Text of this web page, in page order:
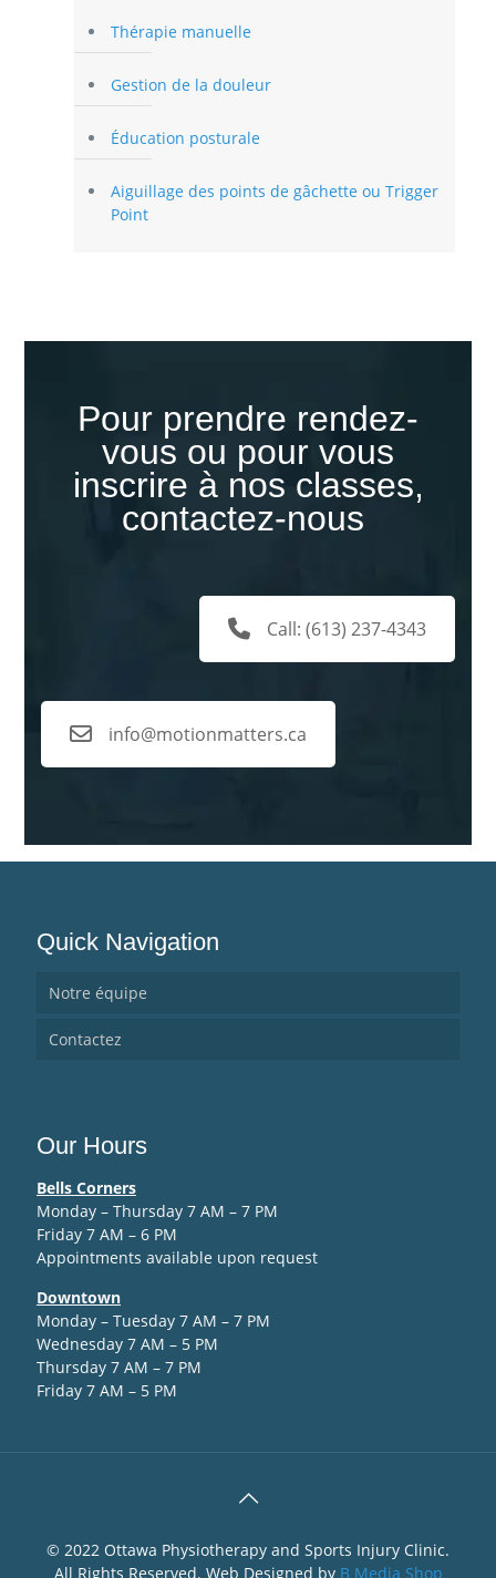
Thérapie manuelle
Gestion de la douleur
Éducation posturale
Aiguillage des points de gâchette ou Trigger
Point
Pour prendre rendez-
vous ou pour vous
inscrire à nos classes,
contactez-nous
Call: (613) 237-4343
info@motionmatters.ca
Quick Navigation
Notre équipe
Contactez
Our Hours
Bells Corners
Monday – Thursday 7 AM – 7 PM
Friday 7 AM – 6 PM
Appointments available upon request
Downtown
Monday – Tuesday 7 AM – 7 PM
Wednesday 7 AM – 5 PM
Thursday 7 AM – 7 PM
Friday 7 AM – 5 PM
© 2022 Ottawa Physiotherapy and Sports Injury Clinic.
All Rights Reserved. Web Designed by B Media Shop